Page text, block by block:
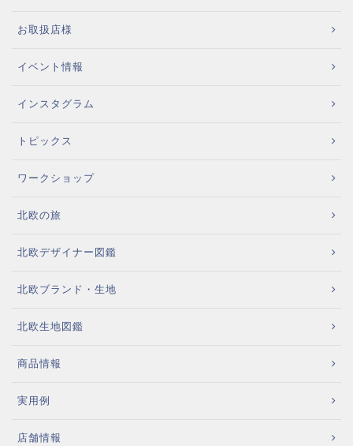
お取扱店様
イベント情報
インスタグラム
トピックス
ワークショップ
北欧の旅
北欧デザイナー図鑑
北欧ブランド・生地
北欧生地図鑑
商品情報
実用例
店舗情報